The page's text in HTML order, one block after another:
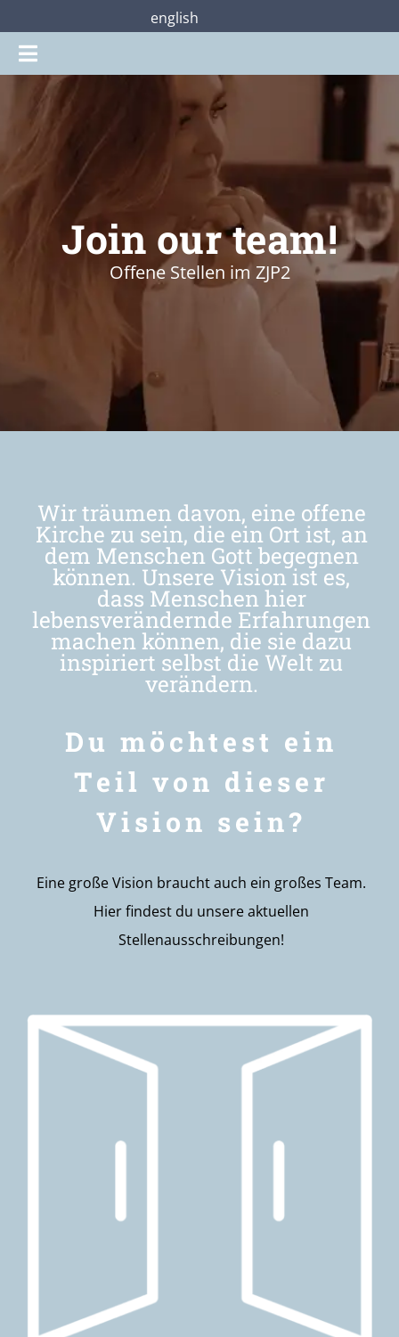
Inhalt
springen
english
Toggle
Navigation
Gottesdienste
Praterstraße28
Mitmachen
Jetzt unterstützen
Join our team!
Offene Stellen im ZJP2
Wir träumen davon, eine offene
Kirche zu sein, die ein Ort ist, an
dem Menschen Gott begegnen
können. Unsere Vision ist es,
dass Menschen hier
lebensverändernde Erfahrungen
machen können, die sie dazu
inspiriert selbst die Welt zu
verändern.
Du möchtest ein
Teil von dieser
Vision sein?
Eine große Vision braucht auch ein großes Team.
Hier findest du unsere aktuellen
Stellenausschreibungen!